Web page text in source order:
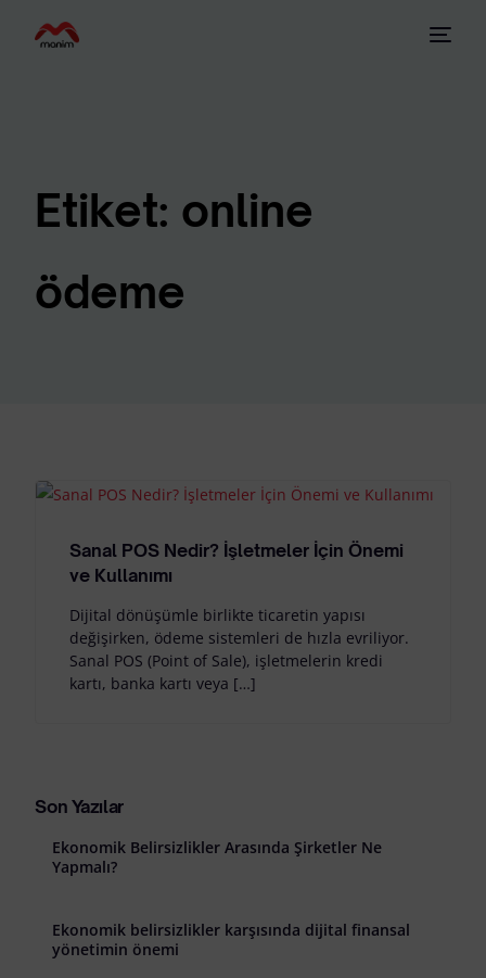
Etiket: online
ödeme
Sanal POS Nedir? İşletmeler İçin Önemi
ve Kullanımı
Dijital dönüşümle birlikte ticaretin yapısı
değişirken, ödeme sistemleri de hızla evriliyor.
Sanal POS (Point of Sale), işletmelerin kredi
kartı, banka kartı veya […]
Son Yazılar
Ekonomik Belirsizlikler Arasında Şirketler Ne
Yapmalı?
Ekonomik belirsizlikler karşısında dijital finansal
yönetimin önemi